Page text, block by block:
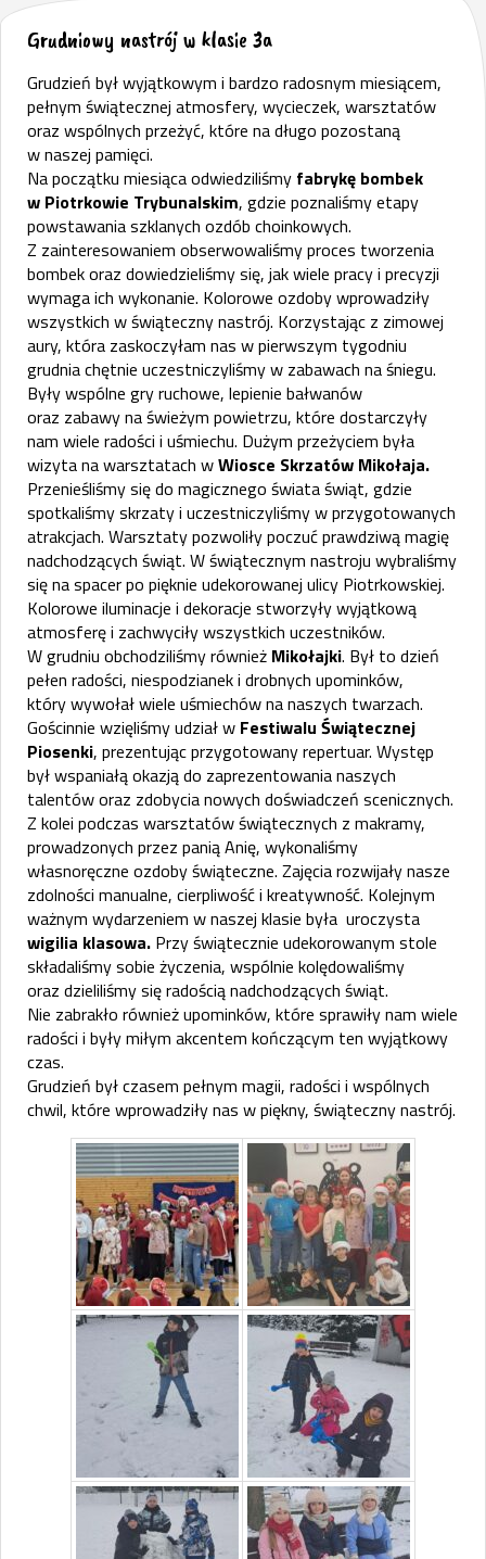
Grudniowy nastrój w klasie 3a
Grudzień był wyjątkowym i bardzo radosnym miesiącem,
pełnym świątecznej atmosfery, wycieczek, warsztatów
oraz wspólnych przeżyć, które na długo pozostaną
w naszej pamięci.
Na początku miesiąca odwiedziliśmy fabrykę bombek
w Piotrkowie Trybunalskim, gdzie poznaliśmy etapy
powstawania szklanych ozdób choinkowych.
Z zainteresowaniem obserwowaliśmy proces tworzenia
bombek oraz dowiedzieliśmy się, jak wiele pracy i precyzji
wymaga ich wykonanie. Kolorowe ozdoby wprowadziły
wszystkich w świąteczny nastrój. Korzystając z zimowej
aury, która zaskoczyłam nas w pierwszym tygodniu
grudnia chętnie uczestniczyliśmy w zabawach na śniegu.
Były wspólne gry ruchowe, lepienie bałwanów
oraz zabawy na świeżym powietrzu, które dostarczyły
nam wiele radości i uśmiechu. Dużym przeżyciem była
wizyta na warsztatach wWiosce Skrzatów Mikołaja.
Przenieśliśmy się do magicznego świata świąt, gdzie
spotkaliśmy skrzaty i uczestniczyliśmy w przygotowanych
atrakcjach. Warsztaty pozwoliły poczuć prawdziwą magię
nadchodzących świąt. W świątecznym nastroju wybraliśmy
się na spacer po pięknie udekorowanej ulicy Piotrkowskiej.
Kolorowe iluminacje i dekoracje stworzyły wyjątkową
atmosferę i zachwyciły wszystkich uczestników.
W grudniu obchodziliśmy również Mikołajki. Był to dzień
pełen radości, niespodzianek i drobnych upominków,
który wywołał wiele uśmiechów na naszych twarzach.
Gościnnie wzięliśmy udział w Festiwalu Świątecznej
Piosenki, prezentując przygotowany repertuar. Występ
był wspaniałą okazją do zaprezentowania naszych
talentów oraz zdobycia nowych doświadczeń scenicznych.
Z kolei podczas warsztatów świątecznych z makramy,
prowadzonych przez panią Anię, wykonaliśmy
własnoręczne ozdoby świąteczne. Zajęcia rozwijały nasze
zdolności manualne, cierpliwość i kreatywność. Kolejnym
ważnym wydarzeniem w naszej klasie była uroczysta
wigilia klasowa. Przy świątecznie udekorowanym stole
składaliśmy sobie życzenia, wspólnie kolędowaliśmy
oraz dzieliliśmy się radością nadchodzących świąt.
Nie zabrakło również upominków, które sprawiły nam wiele
radości i były miłym akcentem kończącym ten wyjątkowy
czas.
Grudzień był czasem pełnym magii, radości i wspólnych
chwil, które wprowadziły nas w piękny, świąteczny nastrój.